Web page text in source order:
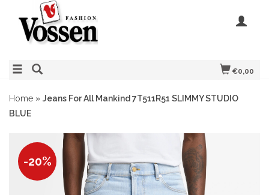
€0,00
Home » Jeans For All Mankind 7T511R51 SLIMMY STUDIO
BLUE
-20%